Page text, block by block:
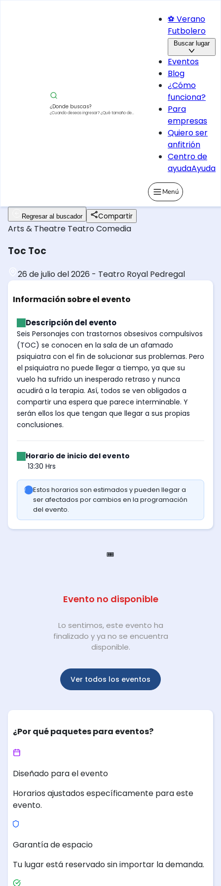
¿Donde buscas?
¿Cuando deseas ingresar?¿Qué tamaño de
⚽ Verano
Futbolero
Buscar lugar
Eventos
Blog
¿Cómo
funciona?
Para
empresas
Quiero ser
anfitrión
Centro de
ayudaAyuda
Menú
Regresar al buscador Compartir
Arts & Theatre TeatroComedia
Toc Toc
26 de julio del 2026 - Teatro Royal Pedregal
Información sobre el evento
Descripción del evento
Seis Personajes con trastornos obsesivos compulsivos
(TOC) se conocen en la sala de un afamado
psiquiatra con el fin de solucionar sus problemas. Pero
el psiquiatra no puede llegar a tiempo, ya que su
vuelo ha sufrido un inesperado retraso y nunca
acudirá a la terapia. Así, todos se ven obligados a
compartir una espera que parece interminable. Y
serán ellos los que tengan que llegar a sus propias
conclusiones.
Horario de inicio del evento
13:30 Hrs
Estos horarios son estimados y pueden llegar a
ser afectados por cambios en la programación
del evento.
🎟️
Evento no disponible
Lo sentimos, este evento ha
finalizado y ya no se encuentra
disponible.
Ver todos los eventos
¿Por qué paquetes para eventos?
Diseñado para el evento
Horarios ajustados específicamente para este
evento.
Garantía de espacio
Tu lugar está reservado sin importar la demanda.